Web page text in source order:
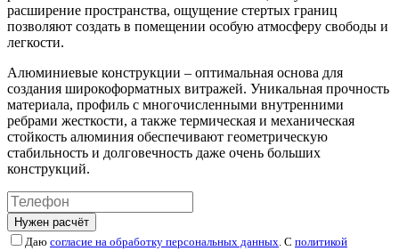
расширение пространства, ощущение стертых границ
позволяют создать в помещении особую атмосферу свободы и
легкости.
Алюминиевые конструкции – оптимальная основа для
создания широкоформатных витражей. Уникальная прочность
материала, профиль с многочисленными внутренними
ребрами жесткости, а также термическая и механическая
стойкость алюминия обеспечивают геометрическую
стабильность и долговечность даже очень больших
конструкций.
Нужен расчёт
Даю согласие на обработку персональных данных. С политикой